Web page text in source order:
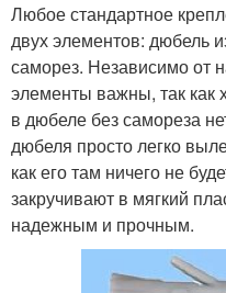
Любое стандартное
двух элементов: дюбель
саморез. Независимо от
элементы важны, так как
в дюбеле без самореза
дюбеля просто легко
как его там ничего не
закручивают в мягкий
надежным и прочным.